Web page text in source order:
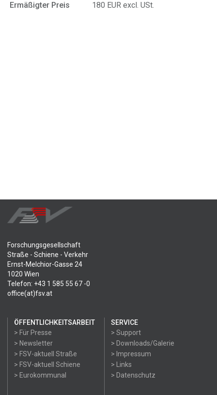
Ermäßigter Preis
180 EUR excl. USt.
Forschungsgesellschaft
Straße - Schiene - Verkehr
Ernst-Melchior-Gasse 24
1020 Wien
Telefon: +43 1 585 55 67 -0
office(at)fsv.at
ÖFFENTLICHKEITSARBEIT
> Für Presse
> Newsletter
> FSV-aktuell Straße
> FSV-aktuell Schiene
> Eurokommunal
SERVICE
> Support
> Downloads/Galerie
> Impressum
> Links
> Datenschutz